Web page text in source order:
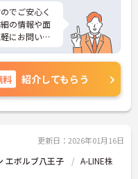
でご安心く
の情報や面
にお問い合
料 紹介してもらう
更新日：2026年01月16日
エボルブ八王子
A-LINE株